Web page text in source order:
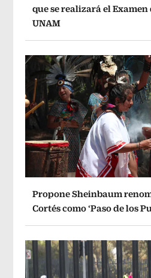
que se realizará el
UNAM
Propone Sheinbaum
Cortés como ‘Paso de los